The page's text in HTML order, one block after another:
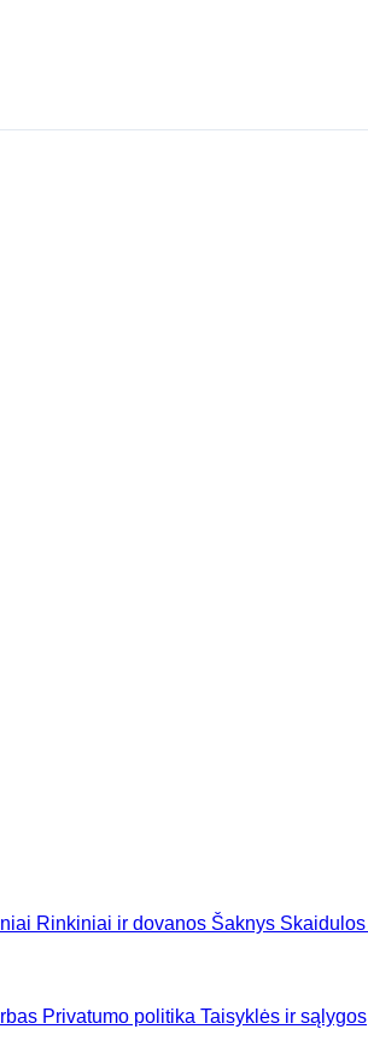
Rinkiniai ir dovanos Šaknys Skaidulos
Privatumo politika Taisyklės ir sąlygos